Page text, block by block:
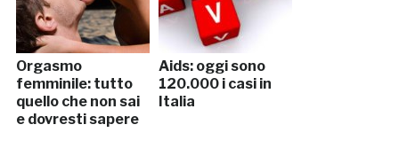
Orgasmo
femminile: tutto
quello che non sai
e dovresti sapere
Aids: oggi sono
120.000 i casi in
Italia